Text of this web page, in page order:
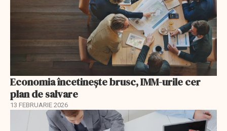
Economia încetinește brusc, IMM-urile cer
plan de salvare
13 FEBRUARIE 2026